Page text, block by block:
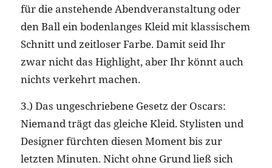
für die anstehende Abendveranstaltung oder
den Ball ein bodenlanges Kleid mit klassischem
Schnitt und zeitloser Farbe. Damit seid Ihr
zwar nicht das Highlight, aber Ihr könnt auch
nichts verkehrt machen.
3.) Das ungeschriebene Gesetz der Oscars:
Niemand trägt das gleiche Kleid. Stylisten und
Designer fürchten diesen Moment bis zur
letzten Minuten. Nicht ohne Grund ließ sich